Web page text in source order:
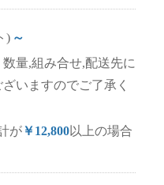
) ～
量,組み合せ,配送先に
いますのでご了承く
が￥12,800以上の場合